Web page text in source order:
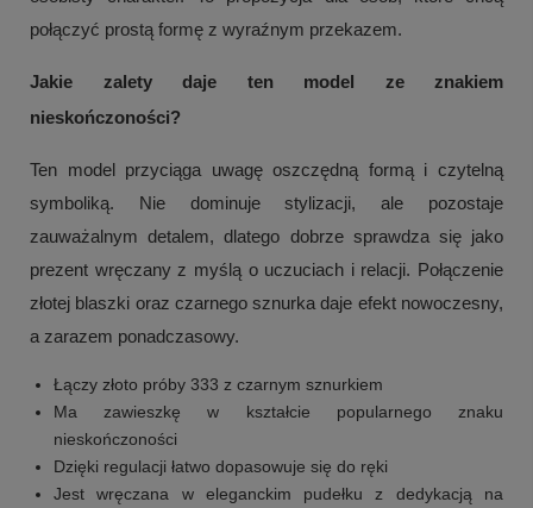
połączyć prostą formę z wyraźnym przekazem.
Jakie zalety daje ten model ze znakiem
nieskończoności?
Ten model przyciąga uwagę oszczędną formą i czytelną
symboliką. Nie dominuje stylizacji, ale pozostaje
zauważalnym detalem, dlatego dobrze sprawdza się jako
prezent wręczany z myślą o uczuciach i relacji. Połączenie
złotej blaszki oraz czarnego sznurka daje efekt nowoczesny,
a zarazem ponadczasowy.
Łączy złoto próby 333 z czarnym sznurkiem
Ma zawieszkę w kształcie popularnego znaku
nieskończoności
Dzięki regulacji łatwo dopasowuje się do ręki
Jest wręczana w eleganckim pudełku z dedykacją na